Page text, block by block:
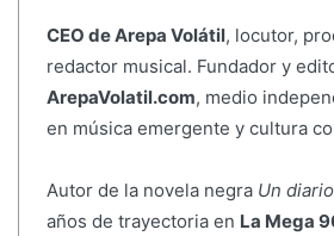
CEO de Arepa Volátil, locutor,
redactor musical. Fundador y
ArepaVolatil.com, medio
en música emergente y cultura
Autor de la novela negra Un
años de trayectoria en La Mega